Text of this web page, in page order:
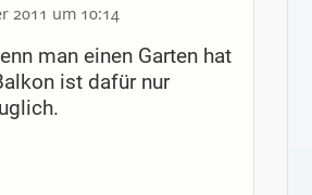
2011 um 10:14
man einen Garten hat
ist dafür nur